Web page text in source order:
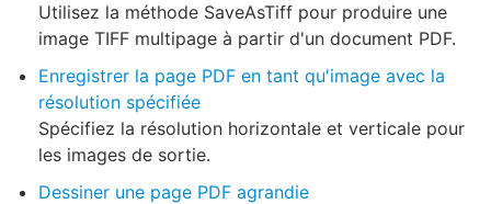
Utilisez la méthode SaveAsTiff pour produire une
image TIFF multipage à partir d'un document PDF.
Enregistrer la page PDF en tant qu'image avec la
résolution spécifiée
Spécifiez la résolution horizontale et verticale pour
les images de sortie.
Dessiner une page PDF agrandie